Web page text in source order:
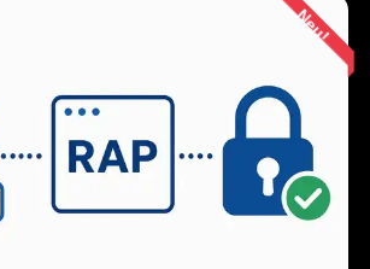
Neu!